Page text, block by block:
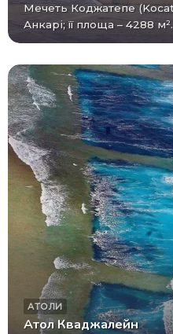
Мечеть Коджатепе (Kocatepe Camii) – найбільша в
Анкарі; її площа – 4288
АТОЛИ
Атол Кваджалейн